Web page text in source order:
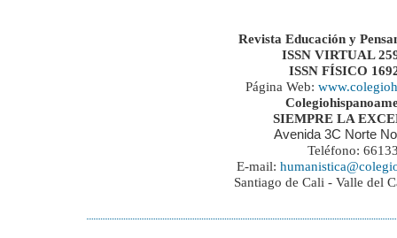
Revista Educación y
ISSN VIRTUAL
ISSN FÍSICO
Página Web:
SIEMPRE LA
Avenida 3C Norte
Teléfono:
E-mail:
Santiago de Cali - Valle del